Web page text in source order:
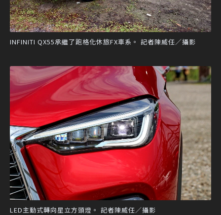
INFINITI QX55承繼了跑格化休旅FX車系。 記者陳威任／攝影
LED主動式轉向星立方頭燈。 記者陳威任／攝影